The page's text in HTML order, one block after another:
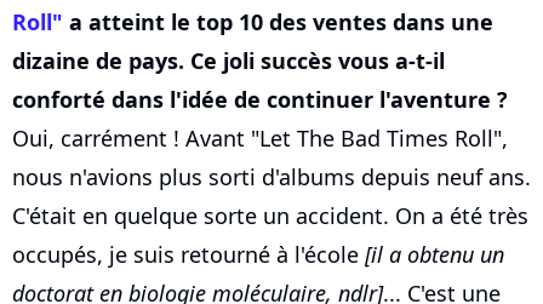
Roll" a atteint le top 10 des ventes dans une
dizaine de pays. Ce joli succès vous a-t-il
conforté dans l'idée de continuer l'aventure ?
Oui, carrément ! Avant "Let The Bad Times Roll",
nous n'avions plus sorti d'albums depuis neuf ans.
C'était en quelque sorte un accident. On a été très
occupés, je suis retourné à l'école [il a obtenu un
doctorat en biologie moléculaire, ndlr]... C'est une